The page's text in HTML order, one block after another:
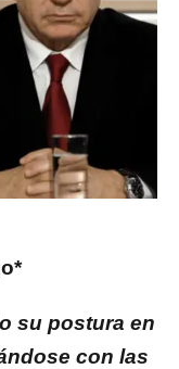
su postura en
con las